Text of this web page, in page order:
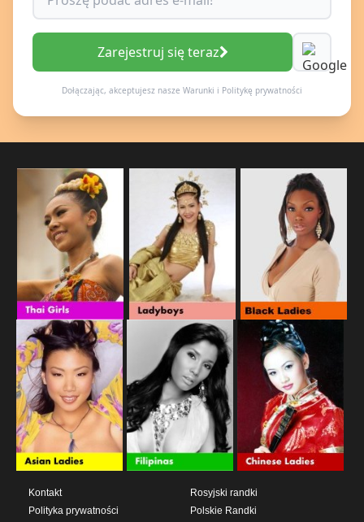
Zarejestruj się teraz
Dołączając, akceptujesz nasze Warunki i Politykę prywatności
Kontakt
Polityka prywatności
Rosyjski randki
Polskie Randki